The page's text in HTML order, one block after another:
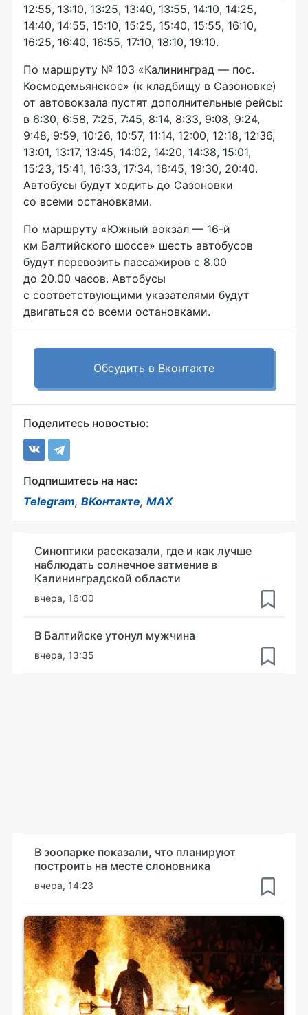
12:55, 13:10, 13:25, 13:40, 13:55, 14:10, 14:25,
14:40, 14:55, 15:10, 15:25, 15:40, 15:55, 16:10,
16:25, 16:40, 16:55, 17:10, 18:10, 19:10.
По маршруту № 103 «Калининград — пос.
Космодемьянское» (к кладбищу в Сазоновке)
от автовокзала пустят дополнительные рейсы:
в 6:30, 6:58, 7:25, 7:45, 8:14, 8:33, 9:08, 9:24,
9:48, 9:59, 10:26, 10:57, 11:14, 12:00, 12:18, 12:36,
13:01, 13:17, 13:45, 14:02, 14:20, 14:38, 15:01,
15:23, 15:41, 16:33, 17:34, 18:45, 19:30, 20:40.
Автобусы будут ходить до Сазоновки
со всеми остановками.
По маршруту «Южный вокзал — 16-й
км Балтийского шоссе» шесть автобусов
будут перевозить пассажиров с 8.00
до 20.00 часов. Автобусы
с соответствующими указателями будут
двигаться со всеми остановками.
Обсудить в Вконтакте
Поделитесь новостью:
Подпишитесь на нас:
Telegram, ВКонтакте, MAX
Синоптики рассказали, где и как лучше
наблюдать солнечное затмение в
Калининградской области
вчера, 16:00
В Балтийске утонул мужчина
вчера, 13:35
В зоопарке показали, что планируют
построить на месте слоновника
вчера, 14:23